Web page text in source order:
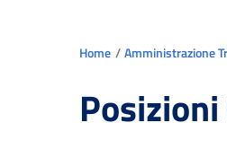
Ti trovi in:
Home Amministrazione